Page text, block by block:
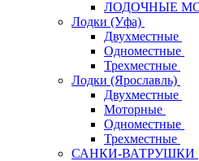
ЛОДОЧНЫЕ
Лодки (Уфа)
Двухместные
Одноместные
Трехместные
Лодки (Ярославль)
Двухместные
Моторные
Одноместные
Трехместные
САНКИ-ВАТРУШКИ